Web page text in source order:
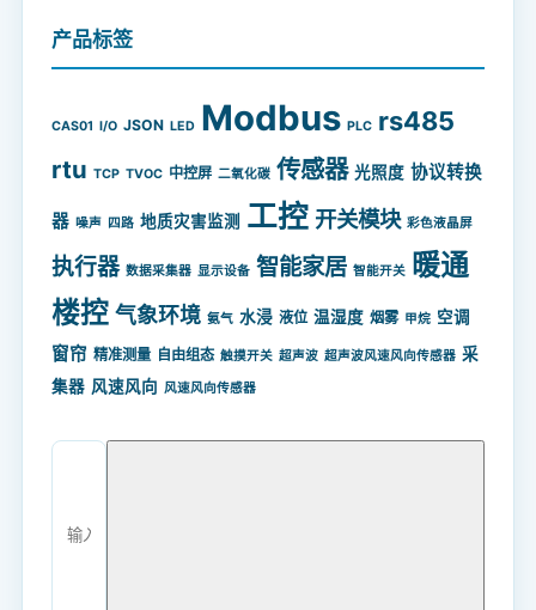
产品标签
CAS01 I/O JSON LED Modbus PLC rs485
rtu TCP TVOC 中控屏 二氧化碳 传感器 光照度 协议转换
器 噪声 四路 地质灾害监测 工控 开关模块 彩色液晶屏
执行器 数据采集器 显示设备 智能家居 智能开关 暖通
楼控 气象环境 氨气 水浸 液位 温湿度 烟雾 甲烷 空调
窗帘 精准测量 自由组态 触摸开关 超声波 超声波风速风向传感器 采
集器 风速风向 风速风向传感器